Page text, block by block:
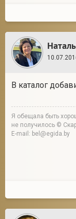
В каталог
Я обещала быть
не получилось ©
E-mail: bel@egida.by